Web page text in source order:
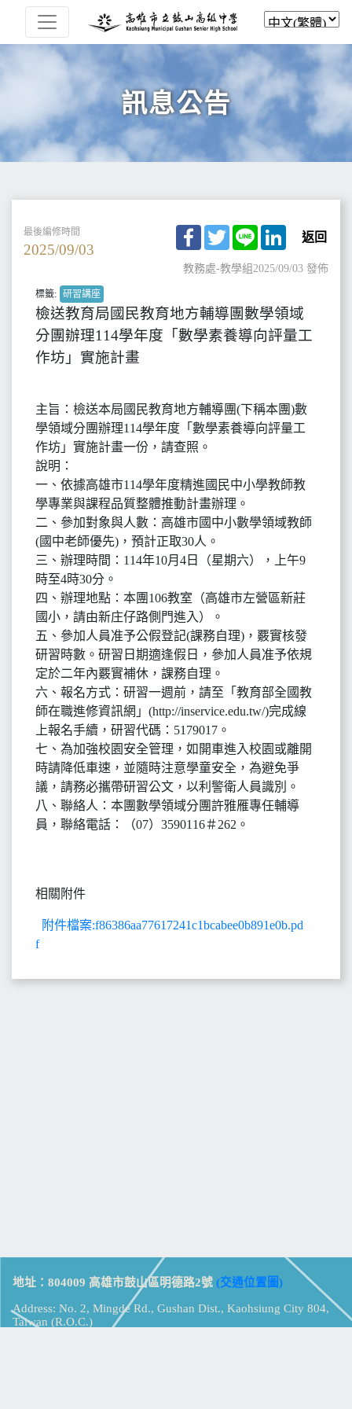
訊息公告
最後編修時間
2025/09/03
Facebook
TwitterLine LinkedIn
返回
教務處-教學組2025/09/03 發佈
標籤: 研習講座
檢送教育局國民教育地方輔導團數學領域
分團辦理114學年度「數學素養導向評量工
作坊」實施計畫
主旨：檢送本局國民教育地方輔導團(下稱本團)數
學領域分團辦理114學年度「數學素養導向評量工
作坊」實施計畫一份，請查照。
說明：
一、依據高雄市114學年度精進國民中小學教師教
學專業與課程品質整體推動計畫辦理。
二、參加對象與人數：高雄市國中小數學領域教師
(國中老師優先)，預計正取30人。
三、辦理時間：114年10月4日（星期六），上午9
時至4時30分。
四、辦理地點：本團106教室（高雄市左營區新莊
國小，請由新庄仔路側門進入）。
五、參加人員准予公假登記(課務自理)，覈實核發
研習時數。研習日期適逢假日，參加人員准予依規
定於二年內覈實補休，課務自理。
六、報名方式：研習一週前，請至「教育部全國教
師在職進修資訊網」(http://inservice.edu.tw/)完成線
上報名手續，研習代碼：5179017。
七、為加強校園安全管理，如開車進入校園或離開
時請降低車速，並隨時注意學童安全，為避免爭
議，請務必攜帶研習公文，以利警衛人員識別。
八、聯絡人：本團數學領域分團許雅雁專任輔導
員，聯絡電話：（07）3590116＃262。
相關附件
附件檔案:f86386aa77617241c1bcabee0b891e0b.pd
f
地址：804009 高雄市鼓山區明德路2號 (交通位置圖)
Address: No. 2, Mingde Rd., Gushan Dist., Kaohsiung City 804,
Taiwan (R.O.C.)